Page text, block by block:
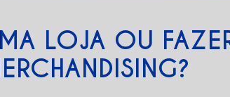
LOJA OU